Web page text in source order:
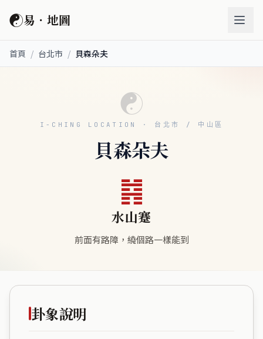
☯易．地圖
首頁 / 台北市 / 貝森朵夫
☯
I-CHING LOCATION · 台北市 / 中山區
貝森朵夫
䷦
水山蹇
前面有路障，繞個路一樣能到
卦象說明